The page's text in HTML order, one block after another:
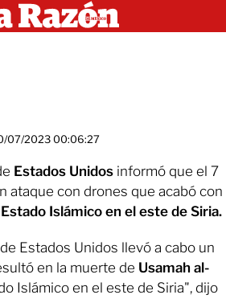
07/2023 00:06:27
Estados Unidos informó que el 7
ataque con drones que acabó con
Islámico en el este de Siria.
Estados Unidos llevó a cabo un
en la muerte de Usamah al-
Islámico en el este de Siria", dijo